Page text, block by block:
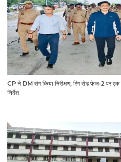
CP ने DM संग किया निरीक्षण, रिंग रोड फेज-2 पर
निर्देश